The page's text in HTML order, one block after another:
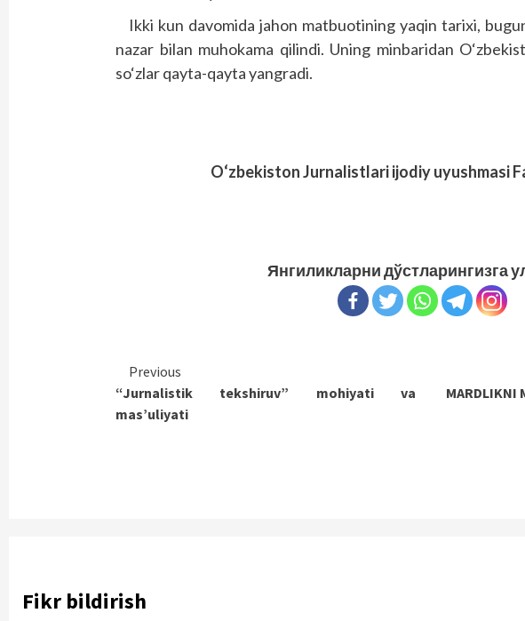
Ikki kun davomida jahon matbuotining yaqin tarixi,
nazar bilan muhokama qilindi. Uning minbaridan
so‘zlar qayta-qayta yangradi.
O‘zbekiston Jurnalistlari ijodiy uyushmasi
Янгиликларни дўстларингизга
Continue
Reading
Previous
“Jurnalistik tekshiruv” mohiyati va
mas’uliyati
MARDLIKNI
Fikr bildirish